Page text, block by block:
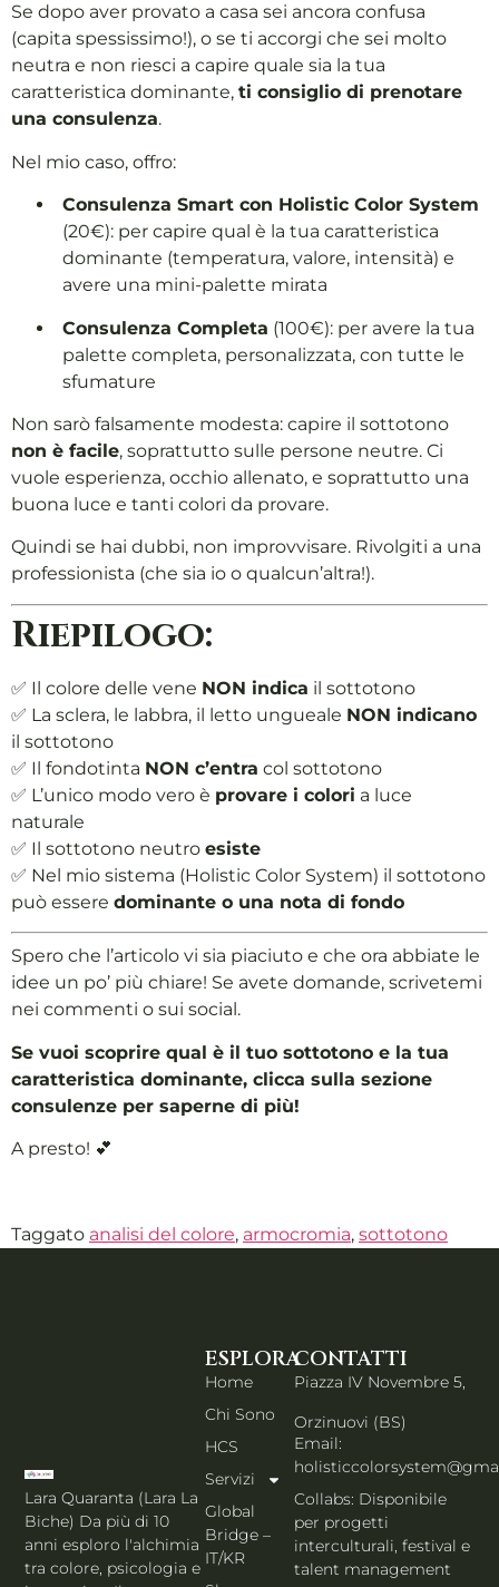
Se dopo aver provato a casa sei ancora confusa
(capita spessissimo!), o se ti accorgi che sei molto
neutra e non riesci a capire quale sia la tua
caratteristica dominante, ti consiglio di prenotare
una consulenza.
Nel mio caso, offro:
Consulenza Smart con Holistic Color System
(20€): per capire qual è la tua caratteristica
dominante (temperatura, valore, intensità) e
avere una mini-palette mirata
Consulenza Completa (100€): per avere la tua
palette completa, personalizzata, con tutte le
sfumature
Non sarò falsamente modesta: capire il sottotono
non è facile, soprattutto sulle persone neutre. Ci
vuole esperienza, occhio allenato, e soprattutto una
buona luce e tanti colori da provare.
Quindi se hai dubbi, non improvvisare. Rivolgiti a una
professionista (che sia io o qualcun’altra!).
Riepilogo:
✅ Il colore delle vene NON indica il sottotono
✅ La sclera, le labbra, il letto ungueale NON indicano
il sottotono
✅ Il fondotinta NON c’entra col sottotono
✅ L’unico modo vero è provare i colori a luce
naturale
✅ Il sottotono neutro esiste
✅ Nel mio sistema (Holistic Color System) il sottotono
può essere dominante o una nota di fondo
Spero che l’articolo vi sia piaciuto e che ora abbiate le
idee un po’ più chiare! Se avete domande, scrivetemi
nei commenti o sui social.
Se vuoi scoprire qual è il tuo sottotono e la tua
caratteristica dominante, clicca sulla sezione
consulenze per saperne di più!
A presto! 💕
Taggato analisi del colore, armocromia, sottotono
Lara Quaranta (Lara La
Biche) Da più di 10
anni esploro l'alchimia
tra colore, psicologia e
ESPLORA
Home
Chi Sono
HCS
Servizi
Global
Bridge –
IT/KR
CONTATTI
Piazza IV Novembre 5,
Orzinuovi (BS)
Email:
Collabs: Disponibile
per progetti
interculturali, festival e
talent management